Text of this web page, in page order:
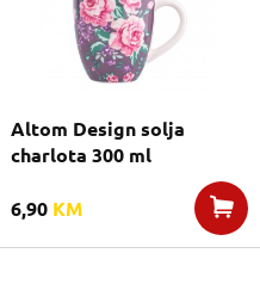
Altom Design solja
charlota 300 ml
6,90 KM